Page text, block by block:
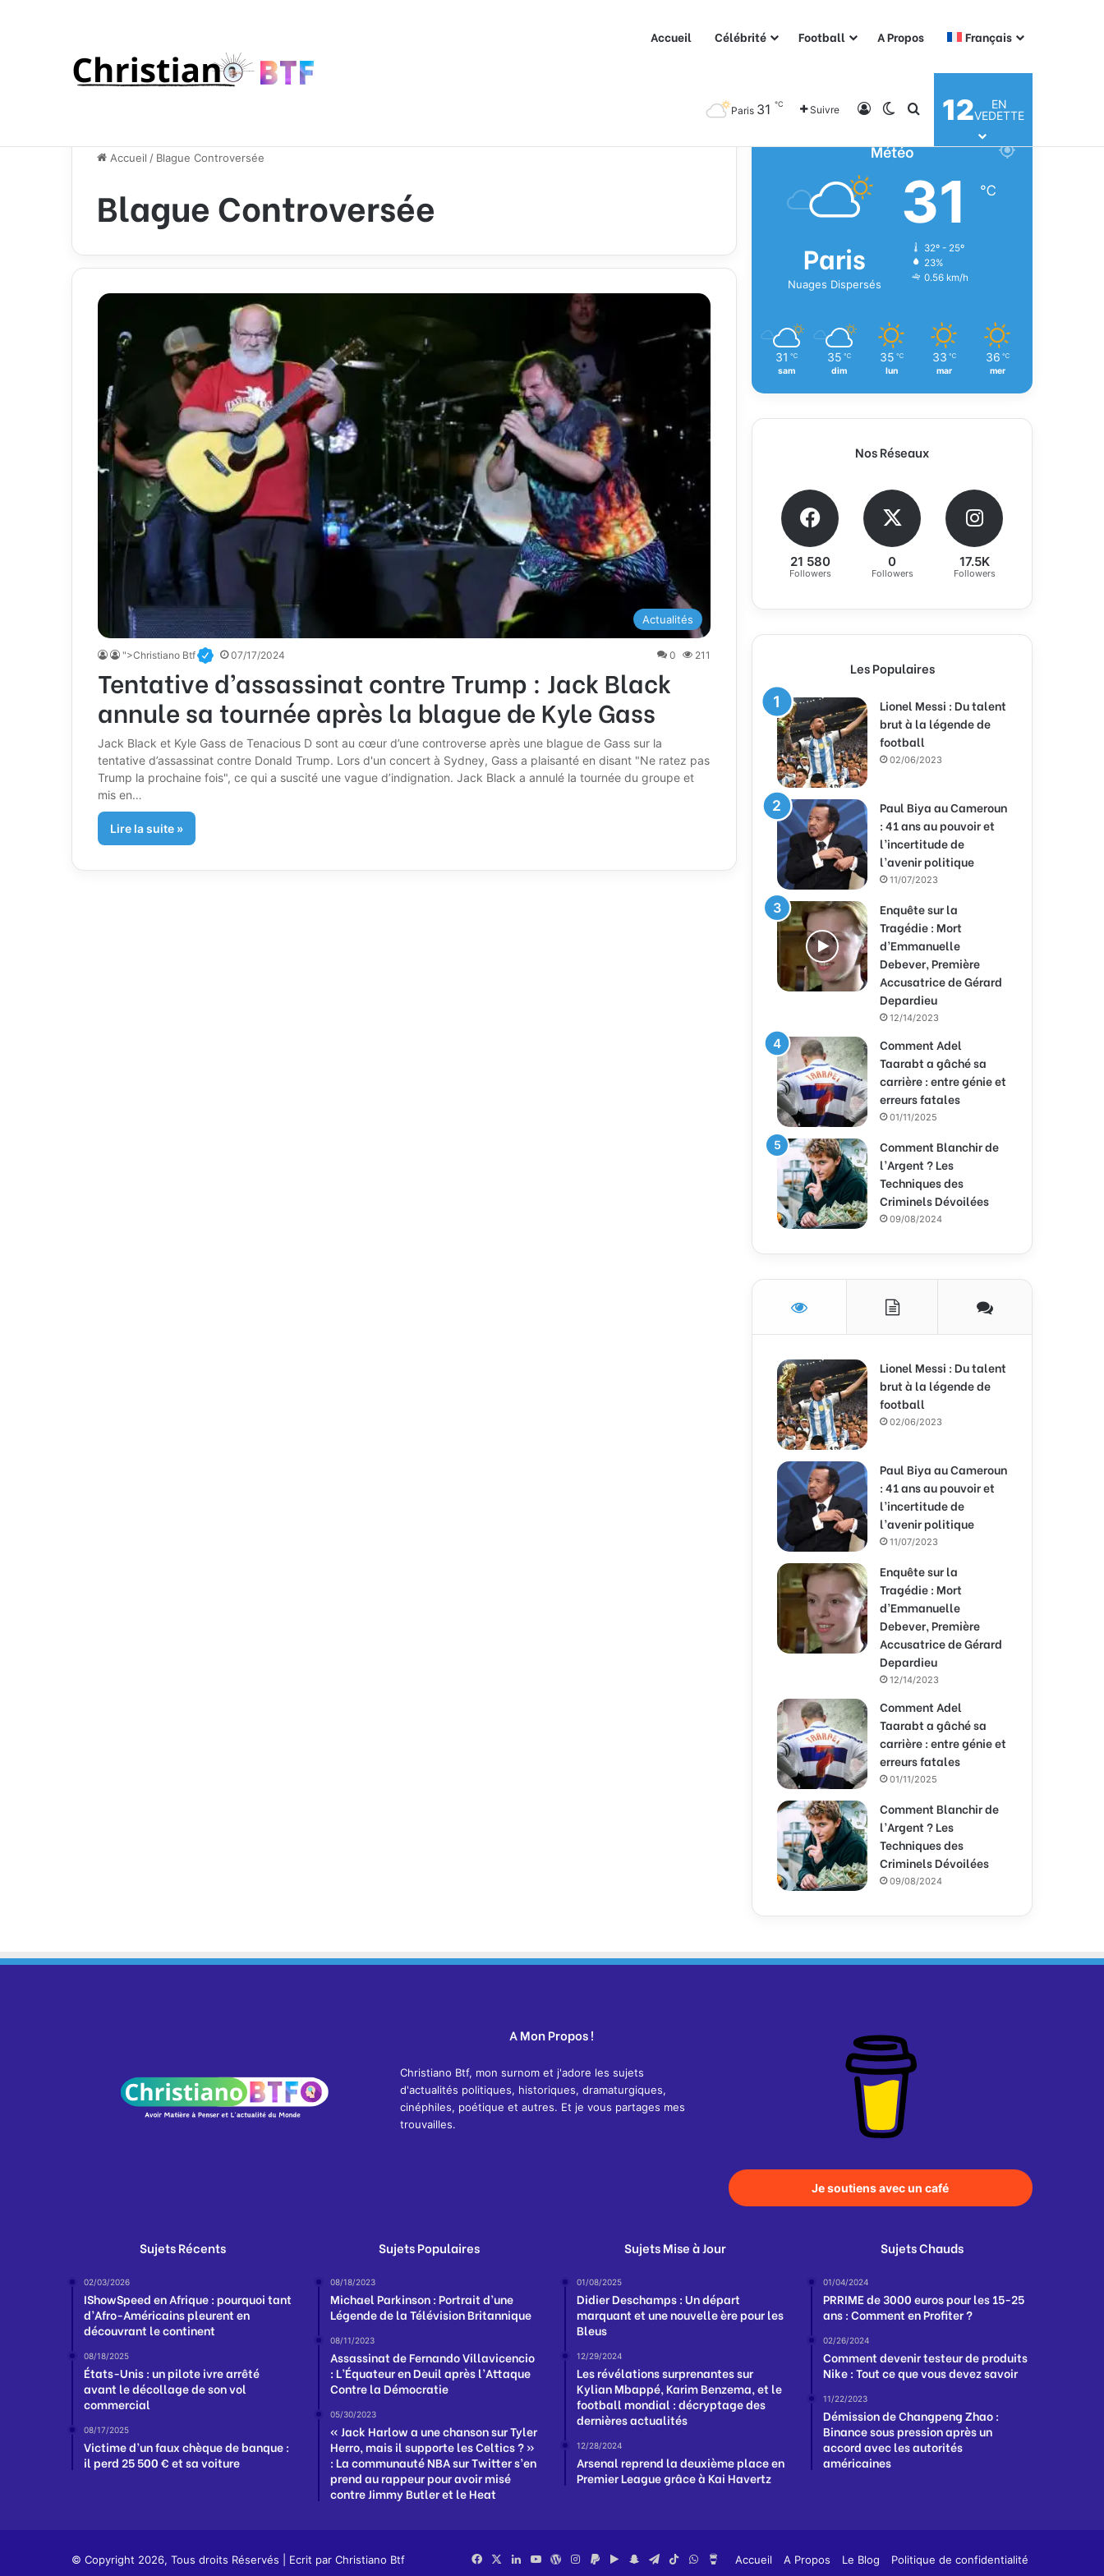
Accueil Célébrité Football A Propos Français
Paris 31 ℃ Suivre ConnexionSwitch skin
Rechercher
12
EN
VEDETTE
Accueil / Blague Controversée
Blague Controversée
Actualités
">Christiano Btf 07/17/2024 0 211
Tentative d’assassinat contre Trump : Jack Black
annule sa tournée après la blague de Kyle Gass
Jack Black et Kyle Gass de Tenacious D sont au cœur d’une controverse après une blague de Gass sur la
tentative d’assassinat contre Donald Trump. Lors d'un concert à Sydney, Gass a plaisanté en disant "Ne ratez pas
Trump la prochaine fois", ce qui a suscité une vague d’indignation. Jack Black a annulé la tournée du groupe et
mis en…
Lire la suite »
Météo
Paris
Nuages Dispersés
31 ℃
32º - 25º
23%
0.56 km/h
31 ℃
sam
35 ℃
dim
35 ℃
lun
33 ℃
mar
36 ℃
mer
Nos Réseaux
21 580
Followers
0
Followers
17.5K
Followers
Les Populaires
Lionel Messi : Du talent
brut à la légende de
football
02/06/2023
Paul Biya au Cameroun
: 41 ans au pouvoir et
l’incertitude de
l’avenir politique
11/07/2023
Enquête sur la
Tragédie : Mort
d’Emmanuelle
Debever, Première
Accusatrice de Gérard
Depardieu
12/14/2023
Comment Adel
Taarabt a gâché sa
carrière : entre génie et
erreurs fatales
01/11/2025
Comment Blanchir de
l’Argent ? Les
Techniques des
Criminels Dévoilées
09/08/2024
Lionel Messi : Du talent
brut à la légende de
football
02/06/2023
Paul Biya au Cameroun
: 41 ans au pouvoir et
l’incertitude de
l’avenir politique
11/07/2023
Enquête sur la
Tragédie : Mort
d’Emmanuelle
Debever, Première
Accusatrice de Gérard
Depardieu
12/14/2023
Comment Adel
Taarabt a gâché sa
carrière : entre génie et
erreurs fatales
01/11/2025
Comment Blanchir de
l’Argent ? Les
Techniques des
Criminels Dévoilées
09/08/2024
A Mon Propos !
Christiano Btf, mon surnom et j'adore les sujets
d'actualités politiques, historiques, dramaturgiques,
cinéphiles, poétique et autres. Et je vous partages mes
trouvailles.
Je soutiens avec un café
Sujets Récents
02/03/2026
IShowSpeed en Afrique : pourquoi tant
d’Afro-Américains pleurent en
découvrant le continent
08/18/2025
États-Unis : un pilote ivre arrêté
avant le décollage de son vol
commercial
08/17/2025
Victime d’un faux chèque de banque :
il perd 25 500 € et sa voiture
Sujets Populaires
08/18/2023
Michael Parkinson : Portrait d’une
Légende de la Télévision Britannique
08/11/2023
Assassinat de Fernando Villavicencio
: L’Équateur en Deuil après l’Attaque
Contre la Démocratie
05/30/2023
« Jack Harlow a une chanson sur Tyler
Herro, mais il supporte les Celtics ? »
: La communauté NBA sur Twitter s’en
prend au rappeur pour avoir misé
contre Jimmy Butler et le Heat
Sujets Mise à Jour
01/08/2025
Didier Deschamps : Un départ
marquant et une nouvelle ère pour les
Bleus
12/29/2024
Les révélations surprenantes sur
Kylian Mbappé, Karim Benzema, et le
football mondial : décryptage des
dernières actualités
12/28/2024
Arsenal reprend la deuxième place en
Premier League grâce à Kai Havertz
Sujets Chauds
01/04/2024
PRRIME de 3000 euros pour les 15-25
ans : Comment en Profiter ?
02/26/2024
Comment devenir testeur de produits
Nike : Tout ce que vous devez savoir
11/22/2023
Démission de Changpeng Zhao :
Binance sous pression après un
accord avec les autorités
américaines
© Copyright 2026, Tous droits Réservés | Ecrit par Christiano Btf Accueil A Propos Le Blog Politique de confidentialité
FacebookLinkedinYouTubeWordPress
Instagram
PayPalGoogleSnapchat
Telegram
TikTokWhatsApp
Buy